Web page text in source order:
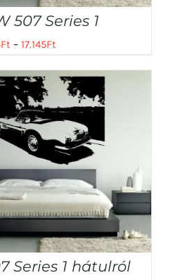
507 Series 1
Ft – 17.145Ft
Series 1 hátulról